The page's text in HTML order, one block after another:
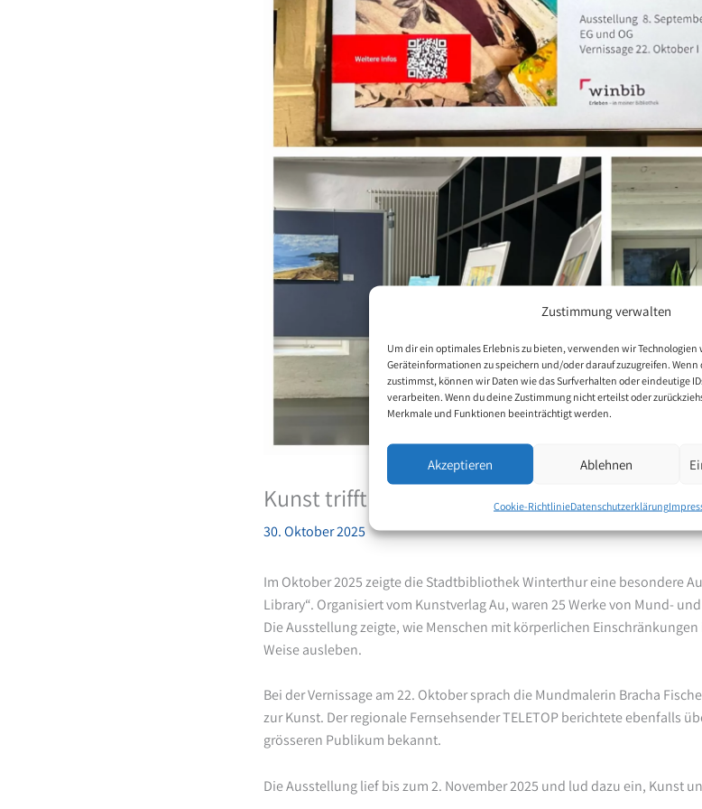
Zustimmung verwalten
Um dir ein optimales Erlebnis zu bieten, verwenden wir Technologien
Geräteinformationen zu speichern und/oder darauf zuzugreifen. Wenn
zustimmst, können wir Daten wie das Surfverhalten oder eindeutige
verarbeiten. Wenn du deine Zustimmung nicht erteilst oder
Merkmale und Funktionen beeinträchtigt werden.
Akzeptieren Ablehnen
Cookie-RichtlinieDatenschutzerklärung
Kunst trifft Inklusion – Ausstellung in der
30. Oktober 2025
Im Oktober 2025 zeigte die Stadtbibliothek Winterthur eine besondere
Library“. Organisiert vom Kunstverlag Au, waren 25 Werke von Mund-
Die Ausstellung zeigte, wie Menschen mit körperlichen
Weise ausleben.
Bei der Vernissage am 22. Oktober sprach die Mundmalerin Bracha
zur Kunst. Der regionale Fernsehsender TELETOP berichtete ebenfalls
grösseren Publikum bekannt.
Die Ausstellung lief bis zum 2. November 2025 und lud dazu ein, Kunst